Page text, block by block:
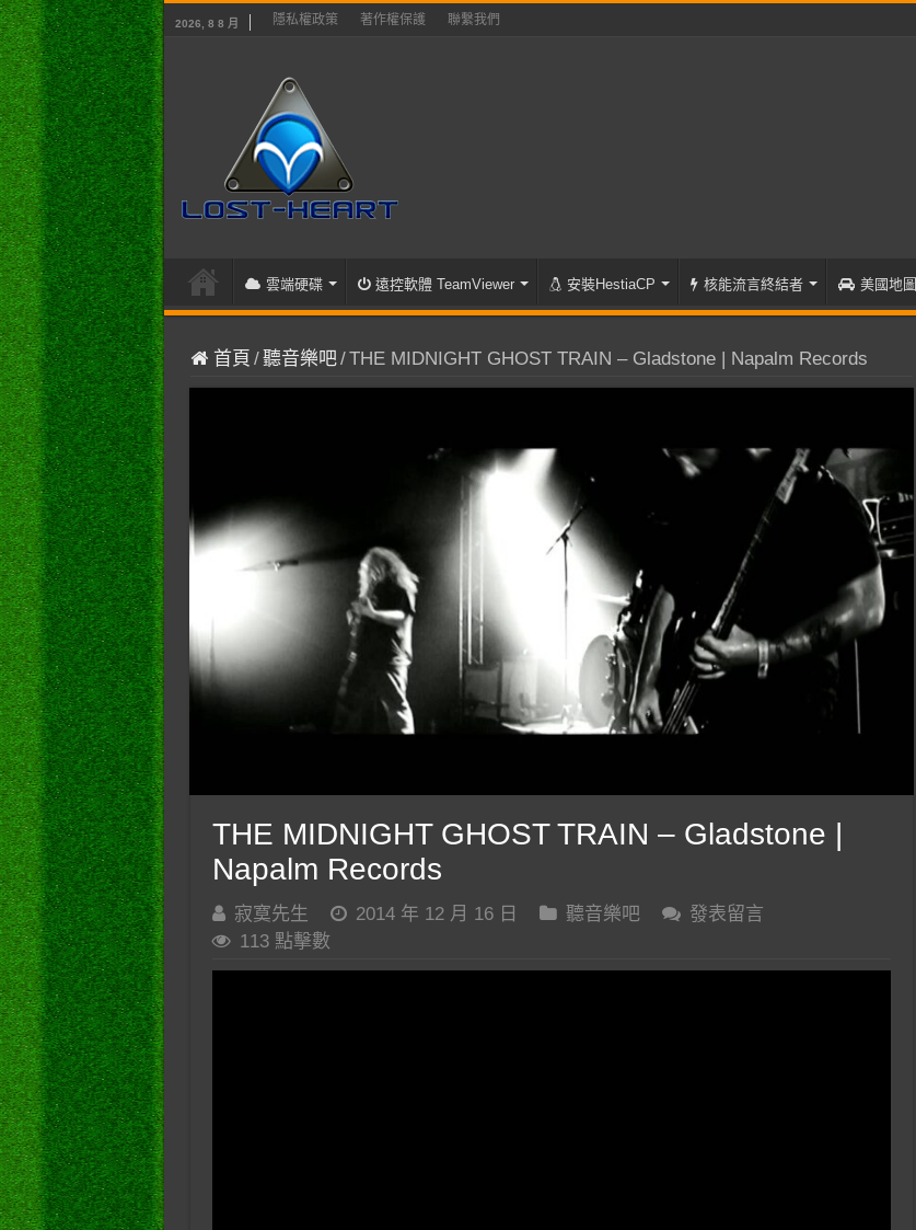
2026, 8 8 月 隱私權政策 著作權保護 聯繫我們
雲端硬碟 遠控軟體 TeamViewer 安裝HestiaCP 核能流言終結者 美國地圖
首頁 /聽音樂吧/THE MIDNIGHT GHOST TRAIN – Gladstone | Napalm Records
THE MIDNIGHT GHOST TRAIN – Gladstone |
Napalm Records
寂寞先生 2014 年 12 月 16 日 聽音樂吧
發表留言
113 點擊數